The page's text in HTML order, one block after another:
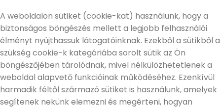
A weboldalon sütiket (cookie-kat) használunk, hogy a
biztonságos böngészés mellett a legjobb felhasználói
élményt nyújthassuk látogatóinknak. Ezekből a sütikből a
szükség cookie-k kategóriába sorolt sütik az Ön
böngészőjében tárolódnak, mivel nélkülözhetetlenek a
weboldal alapvető funkcióinak működéséhez. Ezenkívül
harmadik féltől származó sütiket is használunk, amelyek
segítenek nekünk elemezni és megérteni, hogyan